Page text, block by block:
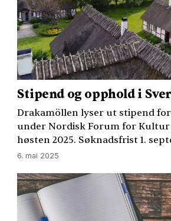
Stipend og opphold i
Drakamöllen lyser ut stipend
under Nordisk Forum for Kultur
høsten 2025. Søknadsfrist 1.
6. mai 2025